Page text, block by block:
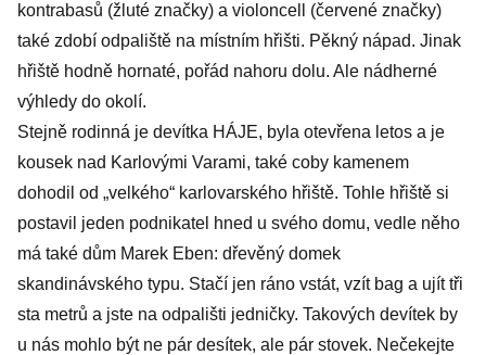
kontrabasů (žluté značky) a violoncell (červené značky)
také zdobí odpaliště na místním hřišti. Pěkný nápad. Jinak
hřiště hodně hornaté, pořád nahoru dolu. Ale nádherné
výhledy do okolí.
Stejně rodinná je devítka HÁJE, byla otevřena letos a je
kousek nad Karlovými Varami, také coby kamenem
dohodil od „velkého“ karlovarského hřiště. Tohle hřiště si
postavil jeden podnikatel hned u svého domu, vedle něho
má také dům Marek Eben: dřevěný domek
skandinávského typu. Stačí jen ráno vstát, vzít bag a ujít tři
sta metrů a jste na odpališti jedničky. Takových devítek by
u nás mohlo být ne pár desítek, ale pár stovek. Nečekejte